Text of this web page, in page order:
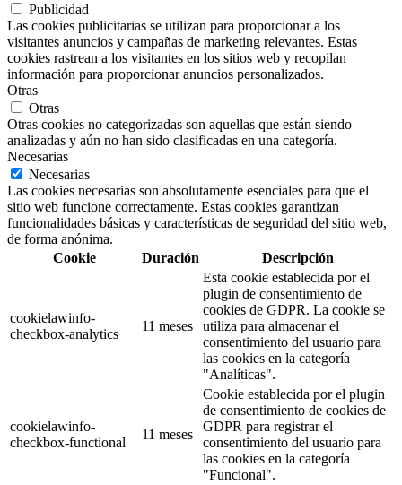
Publicidad
Las cookies publicitarias se utilizan para proporcionar a los
visitantes anuncios y campañas de marketing relevantes. Estas
cookies rastrean a los visitantes en los sitios web y recopilan
información para proporcionar anuncios personalizados.
Otras
Otras
Otras cookies no categorizadas son aquellas que están siendo
analizadas y aún no han sido clasificadas en una categoría.
Necesarias
Necesarias
Las cookies necesarias son absolutamente esenciales para que el
sitio web funcione correctamente. Estas cookies garantizan
funcionalidades básicas y características de seguridad del sitio web,
de forma anónima.
Cookie
Duración Descripción
cookielawinfo-
checkbox-analytics
11 meses
Esta cookie establecida por el
plugin de consentimiento de
cookies de GDPR. La cookie se
utiliza para almacenar el
consentimiento del usuario para
las cookies en la categoría
"Analíticas".
cookielawinfo-
checkbox-functional
11 meses
Cookie establecida por el plugin
de consentimiento de cookies de
GDPR para registrar el
consentimiento del usuario para
las cookies en la categoría
"Funcional".